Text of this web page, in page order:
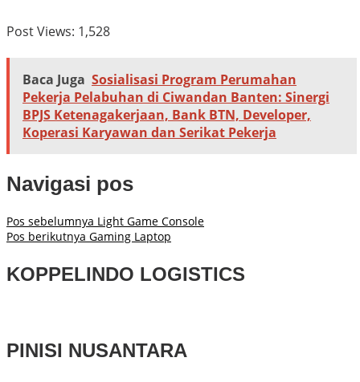
Post Views: 1,528
Baca Juga Sosialisasi Program Perumahan
Pekerja Pelabuhan di Ciwandan Banten: Sinergi
BPJS Ketenagakerjaan, Bank BTN, Developer,
Koperasi Karyawan dan Serikat Pekerja
Navigasi pos
Pos sebelumnya Light Game Console
Pos berikutnya Gaming Laptop
KOPPELINDO LOGISTICS
PINISI NUSANTARA